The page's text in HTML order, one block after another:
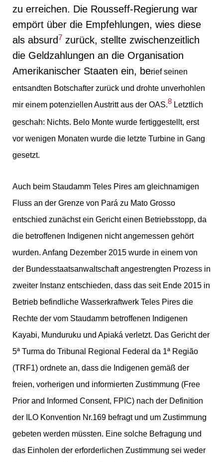
zu erreichen. Die Rousseff-Regierung war
empört über die Empfehlungen, wies diese
als absurd7 zurück, stellte zwischenzeitlich
die Geldzahlungen an die Organisation
Amerikanischer Staaten ein, berief seinen
entsandten Botschafter zurück und drohte unverhohlen
mir einem potenziellen Austritt aus der OAS.8 Letztlich
geschah: Nichts. Belo Monte wurde fertiggestellt, erst
vor wenigen Monaten wurde die letzte Turbine in Gang
gesetzt.
Auch beim Staudamm Teles Pires am gleichnamigen
Fluss an der Grenze von Pará zu Mato Grosso
entschied zunächst ein Gericht einen Betriebsstopp, da
die betroffenen Indigenen nicht angemessen gehört
wurden. Anfang Dezember 2015 wurde in einem von
der Bundesstaatsanwaltschaft angestrengten Prozess in
zweiter Instanz entschieden, dass das seit Ende 2015 in
Betrieb befindliche Wasserkraftwerk Teles Pires die
Rechte der vom Staudamm betroffenen Indigenen
Kayabi, Munduruku und Apiaká verletzt. Das Gericht der
5ª Turma do Tribunal Regional Federal da 1ª Região
(TRF1) ordnete an, dass die Indigenen gemäß der
freien, vorherigen und informierten Zustimmung (Free
Prior and Informed Consent, FPIC) nach der Definition
der ILO Konvention Nr.169 befragt und um Zustimmung
gebeten werden müssten. Eine solche Befragung und
das Einholen der erforderlichen Zustimmung sei weder